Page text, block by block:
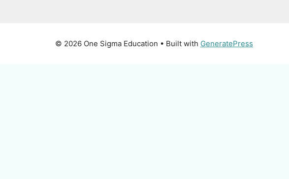
© 2026 One Sigma Education • Built with GeneratePress